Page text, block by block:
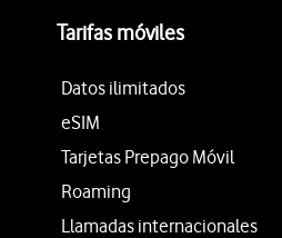
Tarifas móviles
Datos ilimitados
eSIM
Tarjetas Prepago Móvil
Roaming
Llamadas internacionales